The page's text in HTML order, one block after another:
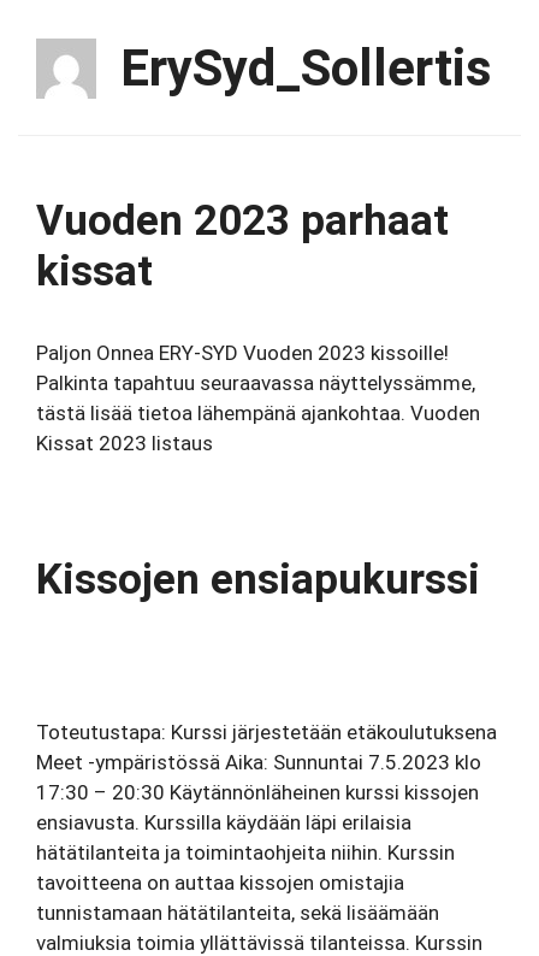
ErySyd_Sollertis
Vuoden 2023 parhaat
kissat
Paljon Onnea ERY-SYD Vuoden 2023 kissoille!
Palkinta tapahtuu seuraavassa näyttelyssämme,
tästä lisää tietoa lähempänä ajankohtaa. Vuoden
Kissat 2023 listaus
Kissojen ensiapukurssi
Toteutustapa: Kurssi järjestetään etäkoulutuksena
Meet -ympäristössä Aika: Sunnuntai 7.5.2023 klo
17:30 – 20:30 Käytännönläheinen kurssi kissojen
ensiavusta. Kurssilla käydään läpi erilaisia
hätätilanteita ja toimintaohjeita niihin. Kurssin
tavoitteena on auttaa kissojen omistajia
tunnistamaan hätätilanteita, sekä lisäämään
valmiuksia toimia yllättävissä tilanteissa. Kurssin